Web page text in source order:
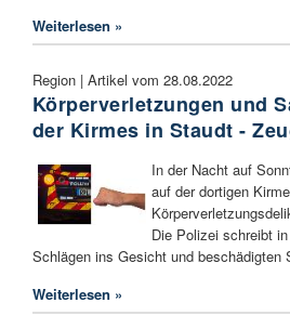
Weiterlesen »
Region | Artikel vom 28.08.2022
Körperverletzungen und
der Kirmes in Staudt -
In der Nacht auf
auf der dortigen
Die Polizei schreibt
Schlägen ins Gesicht und beschädigten
Weiterlesen »